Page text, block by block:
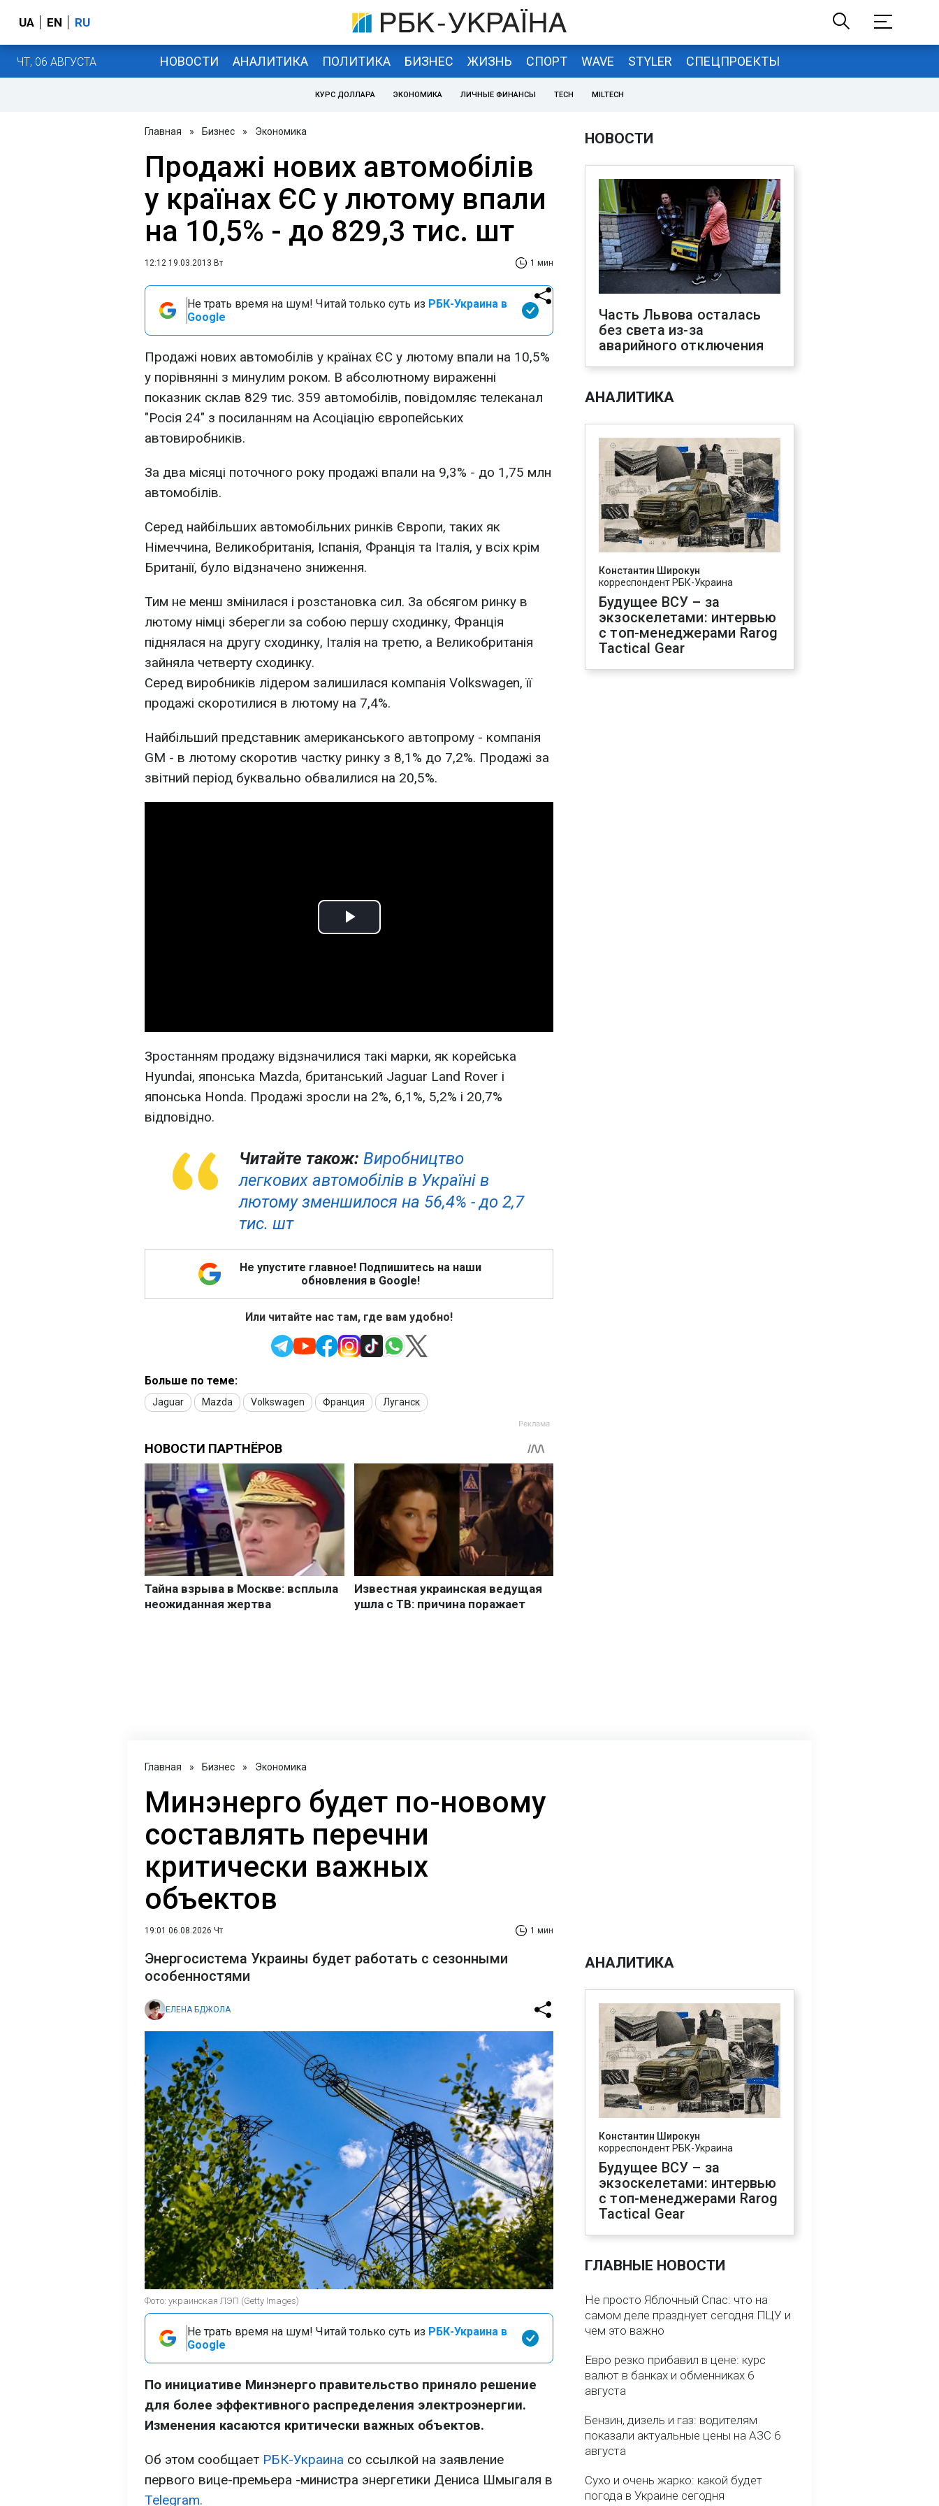
UA EN RU
ЧТ, 06 АВГУСТА НОВОСТИ АНАЛИТИКА ПОЛИТИКА БИЗНЕС ЖИЗНЬ СПОРТ WAVE STYLER СПЕЦПРОЕКТЫ
КУРС ДОЛЛАРА ЭКОНОМИКА ЛИЧНЫЕ ФИНАНСЫ TECH MILTECH
Главная » Бизнес » Экономика
Продажі нових автомобілів
у країнах ЄС у лютому впали
на 10,5% - до 829,3 тис. шт
12:12 19.03.2013 Вт 1 мин
Не трать время на шум! Читай только суть из РБК-Украина в
Google
Продажі нових автомобілів у країнах ЄС у лютому впали на 10,5%
у порівнянні з минулим роком. В абсолютному вираженні
показник склав 829 тис. 359 автомобілів, повідомляє телеканал
"Росія 24" з посиланням на Асоціацію європейських
автовиробників.
За два місяці поточного року продажі впали на 9,3% - до 1,75 млн
автомобілів.
Серед найбільших автомобільних ринків Європи, таких як
Німеччина, Великобританія, Іспанія, Франція та Італія, у всіх крім
Британії, було відзначено зниження.
Тим не менш змінилася і розстановка сил. За обсягом ринку в
лютому німці зберегли за собою першу сходинку, Франція
піднялася на другу сходинку, Італія на третю, а Великобританія
зайняла четверту сходинку.
Серед виробників лідером залишилася компанія Volkswagen, її
продажі скоротилися в лютому на 7,4%.
Найбільший представник американського автопрому - компанія
GM - в лютому скоротив частку ринку з 8,1% до 7,2%. Продажі за
звітний період буквально обвалилися на 20,5%.
Play
Зростанням продажу відзначилися такі марки, як корейська
Hyundai, японська Mazda, британський Jaguar Land Rover і
японська Honda. Продажі зросли на 2%, 6,1%, 5,2% і 20,7%
відповідно.
Читайте також: Виробництво
легкових автомобілів в Україні в
лютому зменшилося на 56,4% - до 2,7
тис. шт
Не упустите главное! Подпишитесь на наши
обновления в Google!
Или читайте нас там, где вам удобно!
Больше по теме:
Jaguar Mazda Volkswagen Франция Луганск
НОВОСТИ
Часть Львова осталась
без света из-за
аварийного отключения
АНАЛИТИКА
Константин Широкун
корреспондент РБК-Украина
Будущее ВСУ – за
экзоскелетами: интервью
с топ-менеджерами Rarog
Tactical Gear
Главная » Бизнес » Экономика
Минэнерго будет по-новому
составлять перечни
критически важных
объектов
19:01 06.08.2026 Чт 1 мин
Энергосистема Украины будет работать с сезонными
особенностями
ЕЛЕНА БДЖОЛА
Фото: украинская ЛЭП (Getty Images)
Не трать время на шум! Читай только суть из РБК-Украина в
Google
По инициативе Минэнерго правительство приняло решение
для более эффективного распределения электроэнергии.
Изменения касаются критически важных объектов.
Об этом сообщает РБК-Украина со ссылкой на заявление
первого вице-премьера -министра энергетики Дениса Шмыгаля в
Telegram.
АНАЛИТИКА
Константин Широкун
корреспондент РБК-Украина
Будущее ВСУ – за
экзоскелетами: интервью
с топ-менеджерами Rarog
Tactical Gear
ГЛАВНЫЕ НОВОСТИ
Не просто Яблочный Спас: что на
самом деле празднует сегодня ПЦУ и
чем это важно
Евро резко прибавил в цене: курс
валют в банках и обменниках 6
августа
Бензин, дизель и газ: водителям
показали актуальные цены на АЗС 6
августа
Сухо и очень жарко: какой будет
погода в Украине сегодня